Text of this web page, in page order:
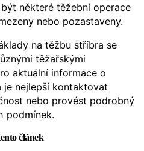
některé těžební operace
nebo pozastaveny.
na těžbu stříbra se
těžařskými
aktuální informace o
je nejlepší kontaktovat
nebo provést podrobný
podmínek.
článek